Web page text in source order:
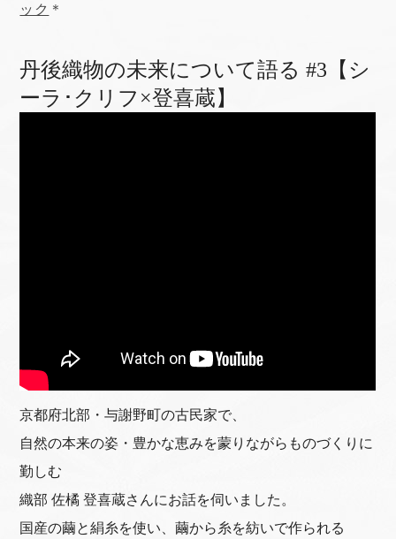
ック ＊
丹後織物の未来について語る #3【シ
ーラ･クリフ×登喜蔵】
京都府北部・与謝野町の古民家で、
自然の本来の姿・豊かな恵みを蒙りながらものづくりに
勤しむ
織部 佐橘 登喜蔵さんにお話を伺いました。
国産の繭と絹糸を使い、繭から糸を紡いで作られる